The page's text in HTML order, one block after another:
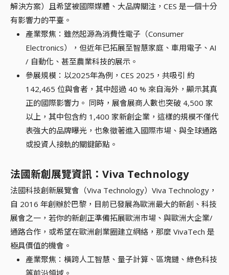
解決方案）且希望被國際媒體、大品牌關注，CES 是一個十分
有影響力的平臺。
產業聚焦：雖然起源為消費性電子（Consumer
Electronics），但近年已拓展至智慧家庭、車用電子、AI
/ 自動化、甚至農業科技的展示。
參展規模：以2025年為例，CES 2025，共吸引 約
142,465 位與會者，其中超過 40 % 來自海外，顯示其真
正的國際影響力。 同時，展會展商人數也突破 4,500 家
以上，其中包含約 1,400 家新創企業，這樣的規模不僅代
表強大的品牌曝光，也象徵著進入國際市場、與全球通路
或投資人接軌的關鍵節點。
法國新創展覽資訊：Viva Technology
法國科技創新展覽會（Viva Technology）Viva Technology，
自 2016 年創辦於巴黎，目前已發展為歐洲最大的新創、科技
展會之一，若你的新創正準備拓展歐洲市場、與歐洲大企業/
通路合作，或希望在歐洲創業圈建立網絡，那麼 VivaTech 是
極具價值的機會。
產業聚焦：橫跨人工智慧、量子計算、區塊鏈、綠色科技